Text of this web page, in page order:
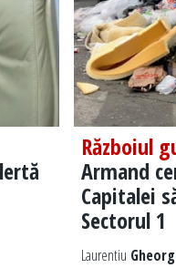
Războiul
Armand
Capitalei
Sectorul 1
Laurentiu